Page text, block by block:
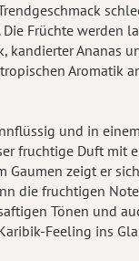
Früchte werden
kandierter Ananas
Aromatik
und in
fruchtige Duft mit
Gaumen zeigt er
die fruchtigen
Tönen und
Feeling ins